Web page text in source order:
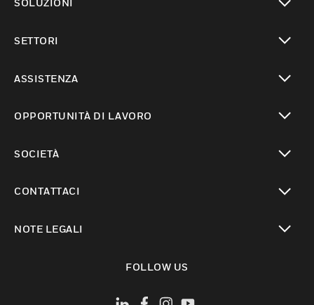
SOLUZIONI
SETTORI
ASSISTENZA
OPPORTUNITÀ DI LAVORO
SOCIETÀ
CONTATTACI
NOTE LEGALI
FOLLOW US